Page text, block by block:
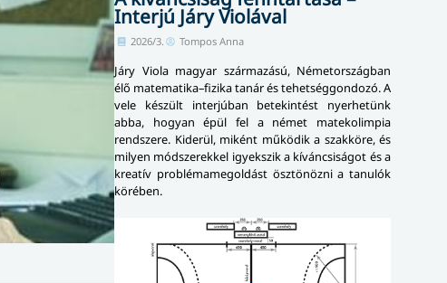
Interjú Járy Violával
2026/3. Tompos Anna
Járy Viola magyar származású, Németországban
élő matematika–fizika tanár és tehetséggondozó. A
vele készült interjúban betekintést nyerhetünk
abba, hogyan épül fel a német matekolimpia
rendszere. Kiderül, miként működik a szakköre, és
milyen módszerekkel igyekszik a kíváncsiságot és a
kreatív problémamegoldást ösztönözni a tanulók
körében.